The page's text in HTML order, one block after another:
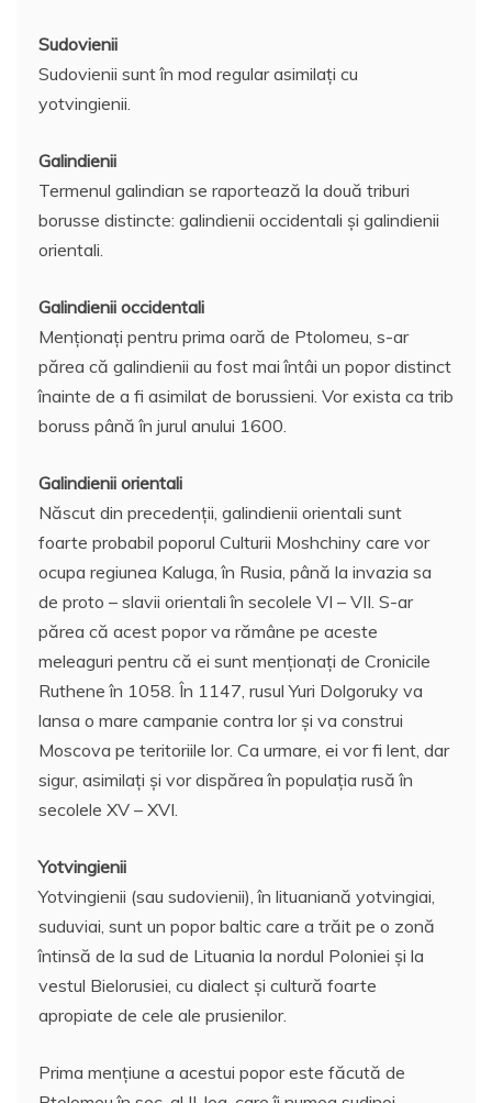
Sudovienii
Sudovienii sunt în mod regular asimilaţi cu
yotvingienii.
Galindienii
Termenul galindian se raportează la două triburi
borusse distincte: galindienii occidentali şi galindienii
orientali.
Galindienii occidentali
Menţionaţi pentru prima oară de Ptolomeu, s-ar
părea că galindienii au fost mai întâi un popor distinct
înainte de a fi asimilat de borussieni. Vor exista ca trib
boruss până în jurul anului 1600.
Galindienii orientali
Născut din precedenţii, galindienii orientali sunt
foarte probabil poporul Culturii Moshchiny care vor
ocupa regiunea Kaluga, în Rusia, până la invazia sa
de proto – slavii orientali în secolele VI – VII. S-ar
părea că acest popor va rămâne pe aceste
meleaguri pentru că ei sunt menţionaţi de Cronicile
Ruthene în 1058. În 1147, rusul Yuri Dolgoruky va
lansa o mare campanie contra lor şi va construi
Moscova pe teritoriile lor. Ca urmare, ei vor fi lent, dar
sigur, asimilaţi şi vor dispărea în populaţia rusă în
secolele XV – XVI.
Yotvingienii
Yotvingienii (sau sudovienii), în lituaniană yotvingiai,
suduviai, sunt un popor baltic care a trăit pe o zonă
întinsă de la sud de Lituania la nordul Poloniei şi la
vestul Bielorusiei, cu dialect şi cultură foarte
apropiate de cele ale prusienilor.
Prima menţiune a acestui popor este făcută de